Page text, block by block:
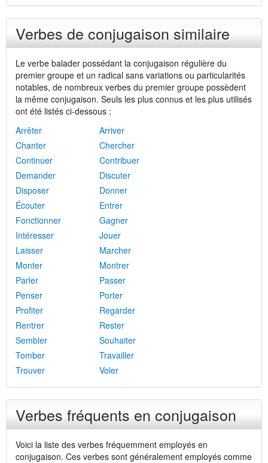
Verbes de conjugaison similaire
Le verbe balader possédant la conjugaison régulière du
premier groupe et un radical sans variations ou particularités
notables, de nombreux verbes du premier groupe possèdent
la même conjugaison. Seuls les plus connus et les plus utilisés
ont été listés ci-dessous :
Arrêter
Arriver
Chanter
Chercher
Continuer
Contribuer
Demander
Discuter
Disposer
Donner
Écouter
Entrer
Fonctionner
Gagner
Intéresser
Jouer
Laisser
Marcher
Monter
Montrer
Parler
Passer
Penser
Porter
Profiter
Regarder
Rentrer
Rester
Sembler
Souhaiter
Tomber
Travailler
Trouver
Voler
Verbes fréquents en conjugaison
Voici la liste des verbes fréquemment employés en
conjugaison. Ces verbes sont généralement employés comme